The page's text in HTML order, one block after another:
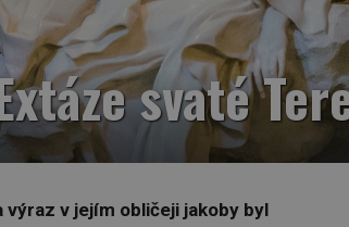
svaté
výraz v jejím obličeji jakoby byl